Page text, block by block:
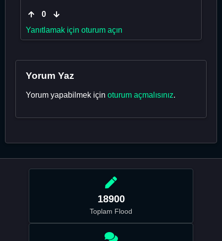
0
Yanıtlamak için oturum açın
Yorum Yaz
Yorum yapabilmek için oturum açmalısınız.
18900
Toplam Flood